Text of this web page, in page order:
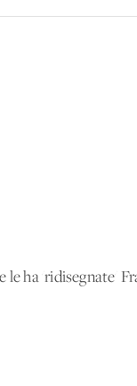
ha 'ridisegnate'